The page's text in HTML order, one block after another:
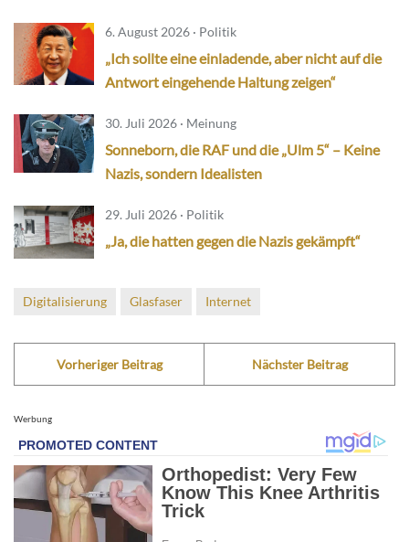
6. August 2026 · Politik
„Ich sollte eine einladende, aber nicht auf die
Antwort eingehende Haltung zeigen“
30. Juli 2026 · Meinung
Sonneborn, die RAF und die „Ulm 5“ – Keine
Nazis, sondern Idealisten
29. Juli 2026 · Politik
„Ja, die hatten gegen die Nazis gekämpft“
Digitalisierung Glasfaser Internet
Vorheriger Beitrag Nächster Beitrag
Werbung